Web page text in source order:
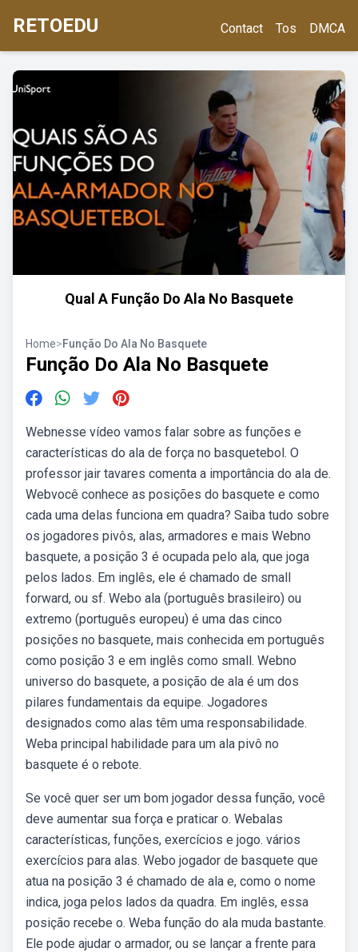
RETOEDU Contact Tos DMCA
Qual A Função Do Ala No Basquete
Home>Função Do Ala No Basquete
Função Do Ala No Basquete
Webnesse vídeo vamos falar sobre as funções e
características do ala de força no basquetebol. O
professor jair tavares comenta a importância do ala de.
Webvocê conhece as posições do basquete e como
cada uma delas funciona em quadra? Saiba tudo sobre
os jogadores pivôs, alas, armadores e mais Webno
basquete, a posição 3 é ocupada pelo ala, que joga
pelos lados. Em inglês, ele é chamado de small
forward, ou sf. Webo ala (português brasileiro) ou
extremo (português europeu) é uma das cinco
posições no basquete, mais conhecida em português
como posição 3 e em inglês como small. Webno
universo do basquete, a posição de ala é um dos
pilares fundamentais da equipe. Jogadores
designados como alas têm uma responsabilidade.
Weba principal habilidade para um ala pivô no
basquete é o rebote.
Se você quer ser um bom jogador dessa função, você
deve aumentar sua força e praticar o. Webalas
características, funções, exercícios e jogo. vários
exercícios para alas. Webo jogador de basquete que
atua na posição 3 é chamado de ala e, como o nome
indica, joga pelos lados da quadra. Em inglês, essa
posição recebe o. Weba função do ala muda bastante.
Ele pode ajudar o armador, ou se lançar a frente para